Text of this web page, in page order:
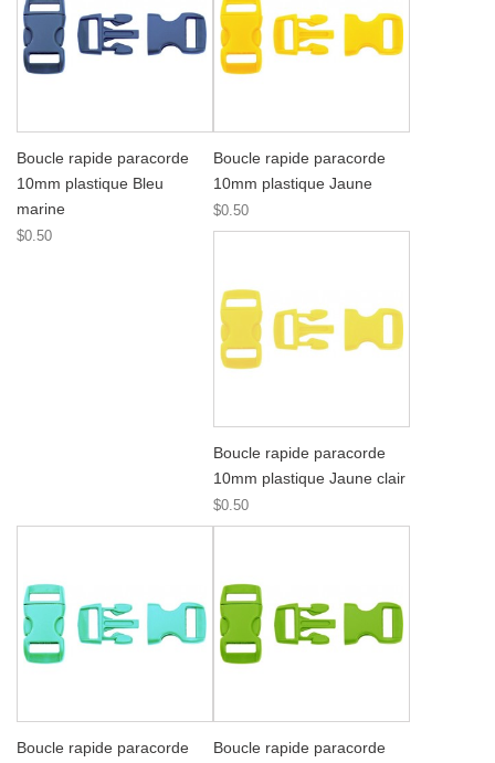
Boucle rapide paracorde
10mm plastique Bleu
marine
$0.50
Boucle rapide paracorde
10mm plastique Jaune
$0.50
Boucle rapide paracorde
10mm plastique Jaune clair
$0.50
Boucle rapide paracorde
Boucle rapide paracorde